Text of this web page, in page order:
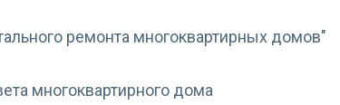
ремонта многоквартирных домов"
многоквартирного дома